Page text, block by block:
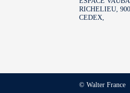
RICHELIEU,
CEDEX,
© Walter France